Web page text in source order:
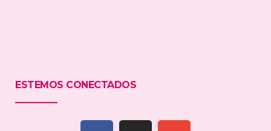
ESTEMOS CONECTADOS